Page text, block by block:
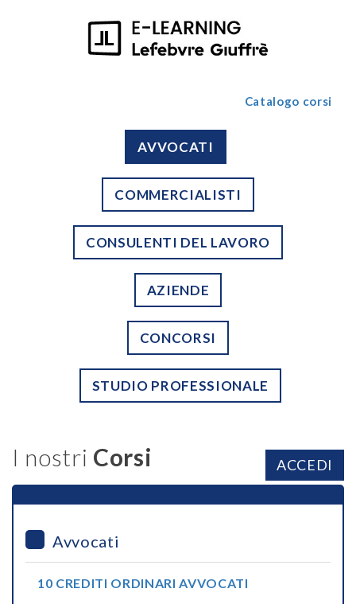
Catalogo corsi
AVVOCATI
COMMERCIALISTI
CONSULENTI DEL LAVORO
AZIENDE
CONCORSI
STUDIO PROFESSIONALE
I nostri Corsi ACCEDI
Avvocati
10 CREDITI ORDINARI AVVOCATI